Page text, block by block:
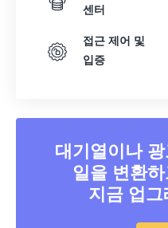
센터
접근 제어 및
입증
대기열이나
일을 변환
지금 업